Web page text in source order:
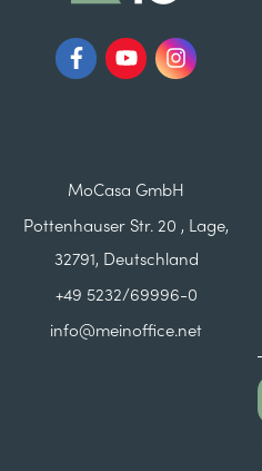
MoCasa GmbH
Pottenhauser Str. 20 , Lage,
32791, Deutschland
+49 5232/69996-0
info@meinoffice.net